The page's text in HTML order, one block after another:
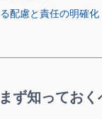
配慮と責任の明確化
ず知ってお